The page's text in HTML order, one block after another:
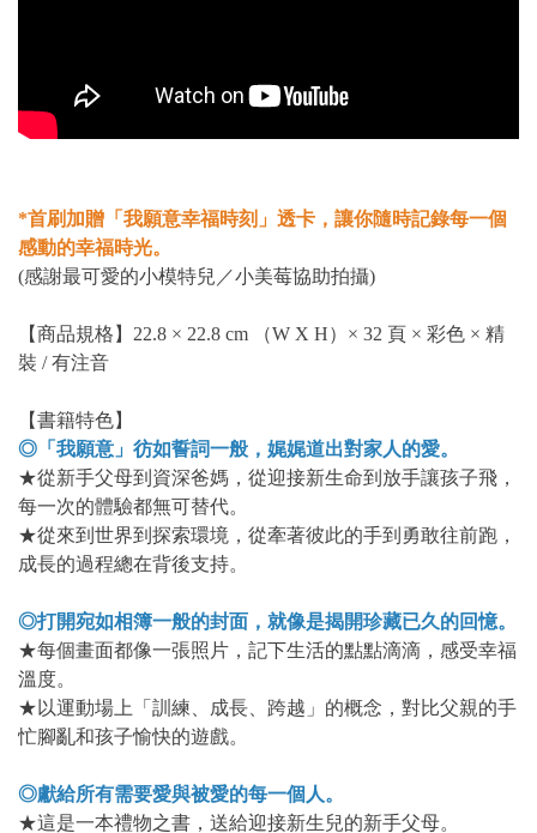
*首刷加贈「我願意幸福時刻」透卡，讓你隨時記錄每一個
感動的幸福時光。
(感謝最可愛的小模特兒／小美莓協助拍攝)
【商品規格】22.8 × 22.8 cm （W X H）× 32 頁 × 彩色 × 精
裝 / 有注音
【書籍特色】
◎「我願意」彷如誓詞一般，娓娓道出對家人的愛。
★從新手父母到資深爸媽，從迎接新生命到放手讓孩子飛，
每一次的體驗都無可替代。
★從來到世界到探索環境，從牽著彼此的手到勇敢往前跑，
成長的過程總在背後支持。
◎打開宛如相簿一般的封面，就像是揭開珍藏已久的回憶。
★每個畫面都像一張照片，記下生活的點點滴滴，感受幸福
溫度。
★以運動場上「訓練、成長、跨越」的概念，對比父親的手
忙腳亂和孩子愉快的遊戲。
◎獻給所有需要愛與被愛的每一個人。
★這是一本禮物之書，送給迎接新生兒的新手父母。